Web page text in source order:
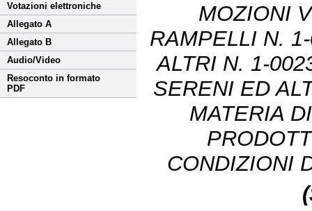
Votazioni elettroniche
Allegato A
Allegato B
Audio/Video
Resoconto in formato
PDF
MOZIONI
RAMPELLI N.
ALTRI N. 1-
SERENI ED
MATERIA
CONDIZIONI